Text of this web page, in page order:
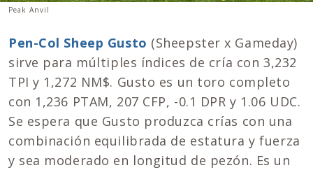
Peak Anvil
Pen-Col Sheep Gusto (Sheepster x Gameday)
sirve para múltiples índices de cría con 3,232
TPI y 1,272 NM$. Gusto es un toro completo
con 1,236 PTAM, 207 CFP, -0.1 DPR y 1.06 UDC.
Se espera que Gusto produzca crías con una
combinación equilibrada de estatura y fuerza
y sea moderado en longitud de pezón. Es un